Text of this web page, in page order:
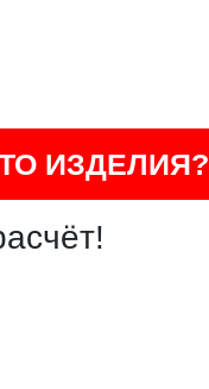
ИЗДЕЛИЯ?